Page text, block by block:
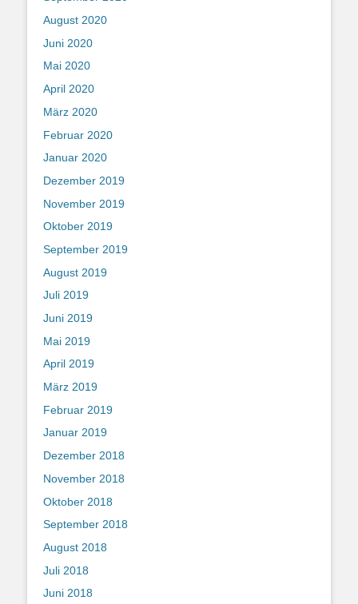
August 2020
Juni 2020
Mai 2020
April 2020
März 2020
Februar 2020
Januar 2020
Dezember 2019
November 2019
Oktober 2019
September 2019
August 2019
Juli 2019
Juni 2019
Mai 2019
April 2019
März 2019
Februar 2019
Januar 2019
Dezember 2018
November 2018
Oktober 2018
September 2018
August 2018
Juli 2018
Juni 2018